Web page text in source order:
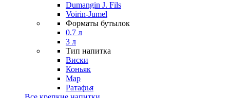
Dumangin J. Fils
Voirin-Jumel
Форматы бутылок
0.7 л
3 л
Тип напитка
Виски
Коньяк
Мар
Ратафья